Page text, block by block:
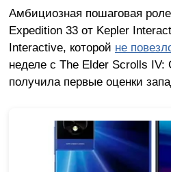
Амбициозная пошаговая
Expedition 33 от Kepler
Interactive, которой не
неделе с The Elder Scrolls IV:
получила первые оценки